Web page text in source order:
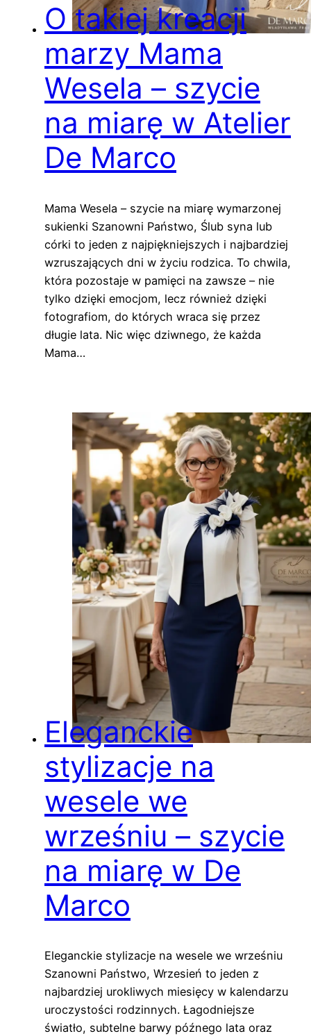
O takiej kreacji
marzy Mama
Wesela – szycie
na miarę w Atelier
De Marco
Mama Wesela – szycie na miarę wymarzonej
sukienki Szanowni Państwo, Ślub syna lub
córki to jeden z najpiękniejszych i najbardziej
wzruszających dni w życiu rodzica. To chwila,
która pozostaje w pamięci na zawsze – nie
tylko dzięki emocjom, lecz również dzięki
fotografiom, do których wraca się przez
długie lata. Nic więc dziwnego, że każda
Mama…
Eleganckie
stylizacje na
wesele we
wrześniu – szycie
na miarę w De
Marco
Eleganckie stylizacje na wesele we wrześniu
Szanowni Państwo, Wrzesień to jeden z
najbardziej urokliwych miesięcy w kalendarzu
uroczystości rodzinnych. Łagodniejsze
światło, subtelne barwy późnego lata oraz